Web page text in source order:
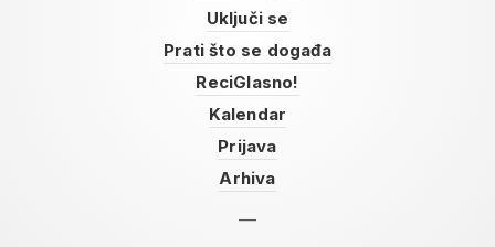
Uključi se
Prati što se događa
ReciGlasno!
Kalendar
Prijava
Arhiva